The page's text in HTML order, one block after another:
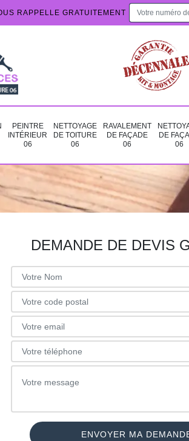
RAPPELLE GRATUITEMENT
PEINTRE
INTÉRIEUR
06
NETTOYAGE
DE TOITURE
06
RAVALEMENT
DE FAÇADE
06
DE
06
DEMANDE DE DEVIS